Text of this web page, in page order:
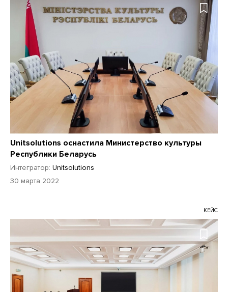
Unitsolutions оснастила Министерство культуры
Республики Беларусь
Интегратор: Unitsolutions
30 марта 2022
КЕЙС